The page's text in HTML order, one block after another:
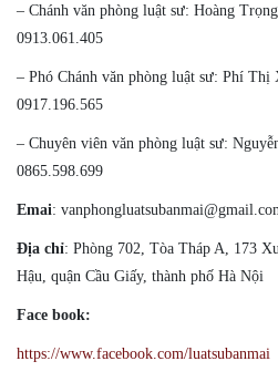
– Chánh văn phòng luật sư: Hoàng
0913.061.405
– Phó Chánh văn phòng luật sư: Phí Thị
0917.196.565
– Chuyên viên văn phòng luật sư:
0865.598.699
Emai:
Địa chỉ: Phòng 702, Tòa Tháp A, 173
Hậu, quận Cầu Giấy, thành phố Hà Nội
Face book:
https://www.facebook.com/luatsubanmai